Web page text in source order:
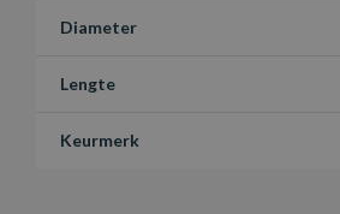
Diameter
Lengte
Keurmerk